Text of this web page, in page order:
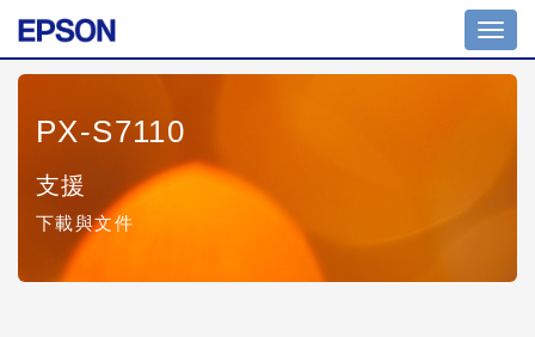
PX-S7110
支援
下載與文件